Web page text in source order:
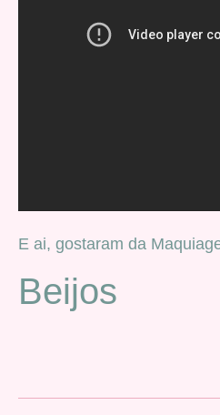
E ai, gostaram da
Beijos